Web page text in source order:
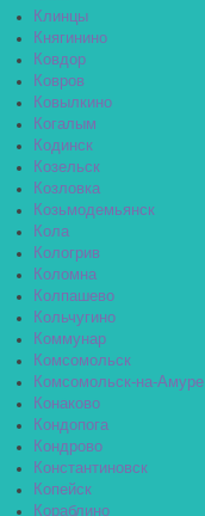
Клинцы
Княгинино
Ковдор
Ковров
Ковылкино
Когалым
Кодинск
Козельск
Козловка
Козьмодемьянск
Кола
Кологрив
Коломна
Колпашево
Кольчугино
Коммунар
Комсомольск
Комсомольск-на-Амуре
Конаково
Кондопога
Кондрово
Константиновск
Копейск
Кораблино